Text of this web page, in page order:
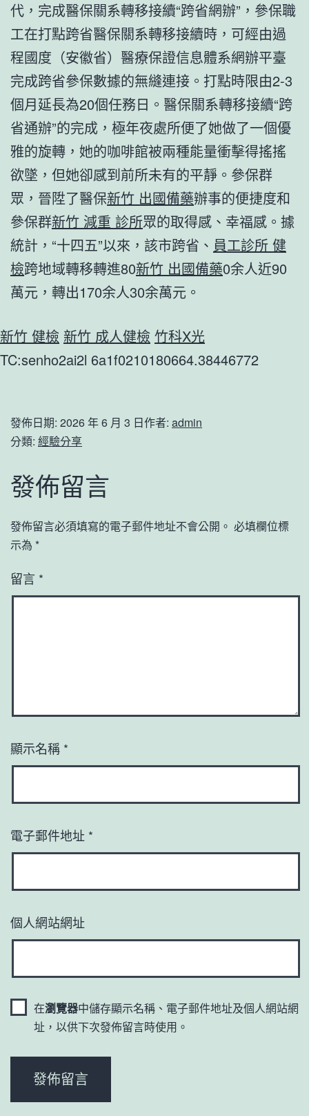
代，完成醫保關系轉移接續“跨省網辦”，參保職
工在打點跨省醫保關系轉移接續時，可經由過
程國度（安徽省）醫療保證信息體系網辦平臺
完成跨省參保數據的無縫連接。打點時限由2-3
個月延長為20個任務日。醫保關系轉移接續“跨
省通辦”的完成，極年夜處所便了她做了一個優
雅的旋轉，她的咖啡館被兩種能量衝擊得搖搖
欲墜，但她卻感到前所未有的平靜。參保群
眾，晉陞了醫保新竹 出國備藥辦事的便捷度和
參保群新竹 減重 診所眾的取得感、幸福感。據
統計，“十四五”以來，該市跨省、 員工診所 健
檢跨地域轉移轉進80新竹 出國備藥0余人近90
萬元，轉出170余人30余萬元。
新竹 健檢 新竹 成人健檢 竹科X光
TC:senho2ai2l 6a1f0210180664.38446772
發佈日期: 2026 年 6 月 3 日作者: admin
分類: 經驗分享
發佈留言
發佈留言必須填寫的電子郵件地址不會公開。 必填欄位標
示為 *
留言 *
顯示名稱 *
電子郵件地址 *
個人網站網址
在瀏覽器中儲存顯示名稱、電子郵件地址及個人網站網
址，以供下次發佈留言時使用。